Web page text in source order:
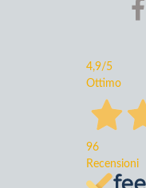
4,9/5
Ottimo
96
Recensioni